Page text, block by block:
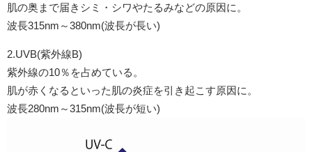
肌の奥まで届きシミ・シワやたるみなどの原因に。
波長315nm～380nm(波長が長い)
2.UVB(紫外線B)
紫外線の10％を占めている。
肌が赤くなるといった肌の炎症を引き起こす原因に。
波長280nm～315nm(波長が短い)